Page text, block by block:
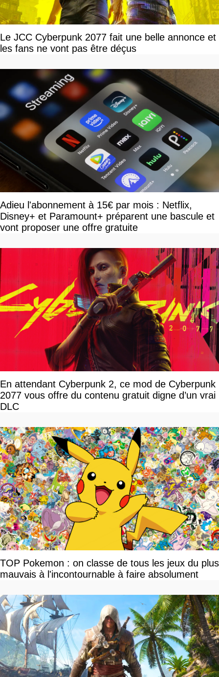
Le JCC Cyberpunk 2077 fait une belle annonce et
les fans ne vont pas être déçus
Adieu l'abonnement à 15€ par mois : Netflix,
Disney+ et Paramount+ préparent une bascule et
vont proposer une offre gratuite
En attendant Cyberpunk 2, ce mod de Cyberpunk
2077 vous offre du contenu gratuit digne d’un vrai
DLC
TOP Pokemon : on classe de tous les jeux du plus
mauvais à l'incontournable à faire absolument